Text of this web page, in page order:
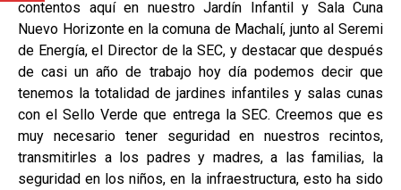
contentos aquí en nuestro Jardín Infantil y Sala Cuna
Nuevo Horizonte en la comuna de Machalí, junto al Seremi
de Energía, el Director de la SEC, y destacar que después
de casi un año de trabajo hoy día podemos decir que
tenemos la totalidad de jardines infantiles y salas cunas
con el Sello Verde que entrega la SEC. Creemos que es
muy necesario tener seguridad en nuestros recintos,
transmitirles a los padres y madres, a las familias, la
seguridad en los niños, en la infraestructura, esto ha sido